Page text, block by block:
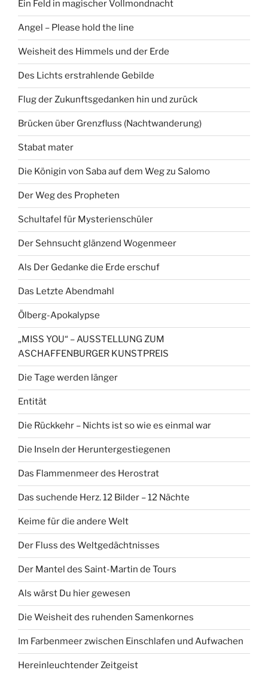
Ein Feld in magischer Vollmondnacht
Angel – Please hold the line
Weisheit des Himmels und der Erde
Des Lichts erstrahlende Gebilde
Flug der Zukunftsgedanken hin und zurück
Brücken über Grenzfluss (Nachtwanderung)
Stabat mater
Die Königin von Saba auf dem Weg zu Salomo
Der Weg des Propheten
Schultafel für Mysterienschüler
Der Sehnsucht glänzend Wogenmeer
Als Der Gedanke die Erde erschuf
Das Letzte Abendmahl
Ölberg-Apokalypse
„MISS YOU“ – AUSSTELLUNG ZUM
ASCHAFFENBURGER KUNSTPREIS
Die Tage werden länger
Entität
Die Rückkehr – Nichts ist so wie es einmal war
Die Inseln der Heruntergestiegenen
Das Flammenmeer des Herostrat
Das suchende Herz. 12 Bilder – 12 Nächte
Keime für die andere Welt
Der Fluss des Weltgedächtnisses
Der Mantel des Saint-Martin de Tours
Als wärst Du hier gewesen
Die Weisheit des ruhenden Samenkornes
Im Farbenmeer zwischen Einschlafen und Aufwachen
Hereinleuchtender Zeitgeist